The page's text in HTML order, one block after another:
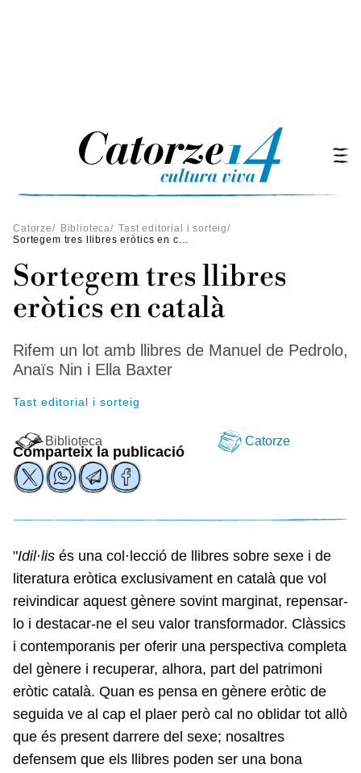
Catorze/ Biblioteca/ Tast editorial i sorteig/
Sortegem tres llibres eròtics en català
Sortegem tres llibres
eròtics en català
Rifem un lot amb llibres de Manuel de Pedrolo,
Anaïs Nin i Ella Baxter
Tast editorial i sorteig
Biblioteca Catorze
Comparteix la publicació
"Idil·lis és una col·lecció de llibres sobre sexe i de
literatura eròtica exclusivament en català que vol
reivindicar aquest gènere sovint marginat, repensar-
lo i destacar-ne el seu valor transformador. Clàssics
i contemporanis per oferir una perspectiva completa
del gènere i recuperar, alhora, part del patrimoni
eròtic català. Quan es pensa en gènere eròtic de
seguida ve al cap el plaer però cal no oblidar tot allò
que és present darrere del sexe; nosaltres
defensem que els llibres poden ser una bona